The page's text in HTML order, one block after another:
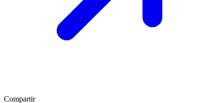
Compartir